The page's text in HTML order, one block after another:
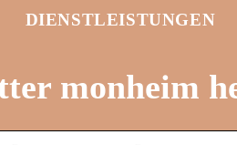
DIENSTLEISTUNGEN
monheim